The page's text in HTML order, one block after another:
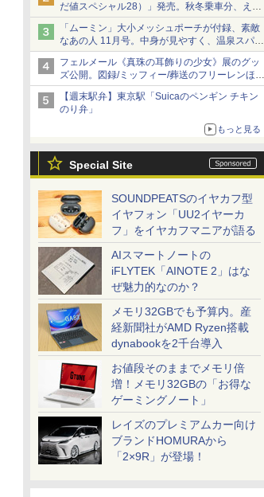
だ値スペシャル28）」発売。秋冬乗車分、えき
ねっと限定
「ムーミン」大小メッシュポーチが付録、素敵
なあの人 11月号。中身が見やすく、温泉スパに
も使える
フェルメール《真珠の耳飾りの少女》展のグッ
ズ公開。図録/ミッフィー/葬送のフリーレンほ
か、注目ブランドコラボが実現
【週末駅弁】東京駅「Suicaのペンギン チキン
のり弁」
もっと見る
Special Site
SOUNDPEATSのイヤカフ型
イヤフォン「UU2イヤーカ
フ」をイヤカフマニアが語る
AIスマートノートの
iFLYTEK「AINOTE 2」はな
ぜ魅力的なのか？
メモリ32GBでも予算内。産
経新聞社がAMD Ryzen搭載
dynabookを2千台導入
お値段そのままでメモリ倍
増！メモリ32GBの「お得な
ゲーミングノート」
レイズのプレミアムカー向け
ブランドHOMURAから
「2×9R」が登場！